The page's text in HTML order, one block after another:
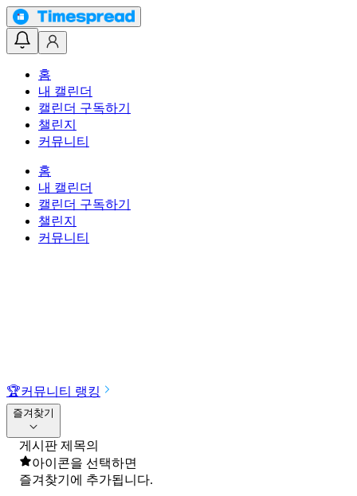
홈
내 캘린더
캘린더 구독하기
챌린지
커뮤니티
홈
내 캘린더
캘린더 구독하기
챌린지
커뮤니티
🏆커뮤니티 랭킹
즐겨찾기
게시판 제목의
아이콘을 선택하면
즐겨찾기에 추가됩니다.